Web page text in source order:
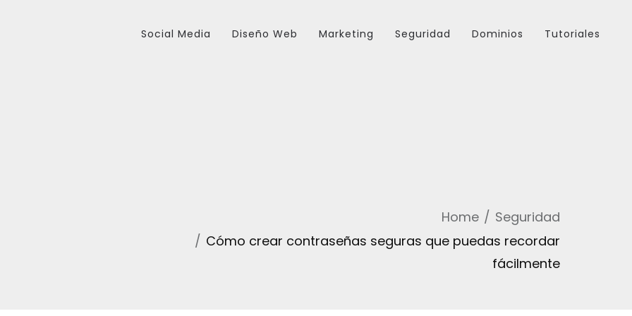
Social Media Diseño Web Marketing Seguridad Dominios Tutoriales
Home
Seguridad
Cómo crear contraseñas seguras que puedas recordar
fácilmente